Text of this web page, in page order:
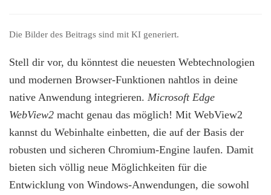
WebView2-
Nahtlose
Entdecken
Die Bilder des Beitrags sind mit KI generiert.
Stell dir vor, du könntest die neuesten Webtechnologien
und modernen Browser-Funktionen nahtlos in deine
native Anwendung integrieren. Microsoft Edge
WebView2 macht genau das möglich! Mit WebView2
kannst du Webinhalte einbetten, die auf der Basis der
robusten und sicheren Chromium-Engine laufen. Damit
bieten sich völlig neue Möglichkeiten für die
Entwicklung von Windows-Anwendungen, die sowohl